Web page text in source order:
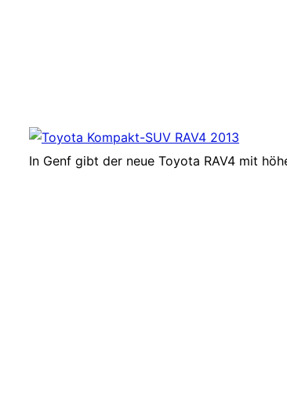
In Genf gibt der neue Toyota RAV4 mit